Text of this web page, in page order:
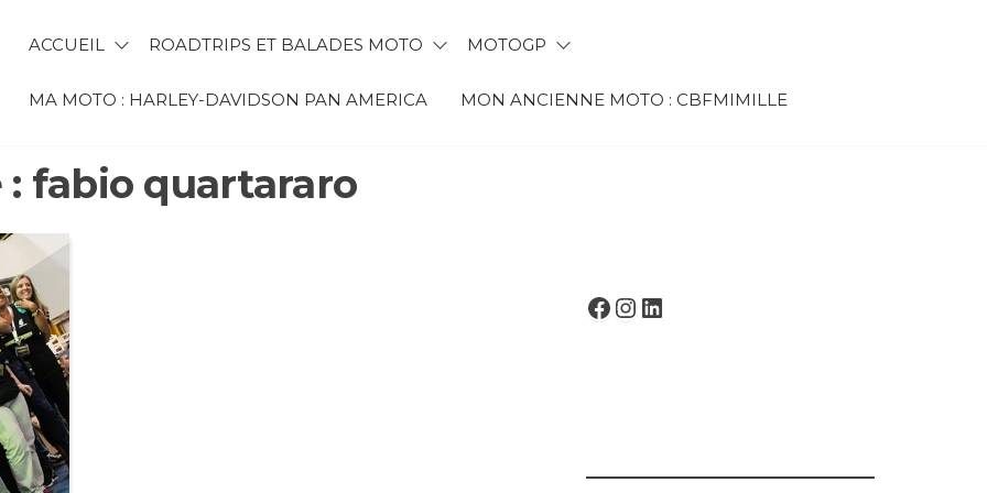
ACCUEIL ROADTRIPS ET BALADES MOTO MOTOGP
MA MOTO : HARLEY-DAVIDSON PAN AMERICA MON ANCIENNE MOTO : CBFMIMILLE
fabio quartararo
FACEBOOK
INSTAGRAM
LINKEDIN